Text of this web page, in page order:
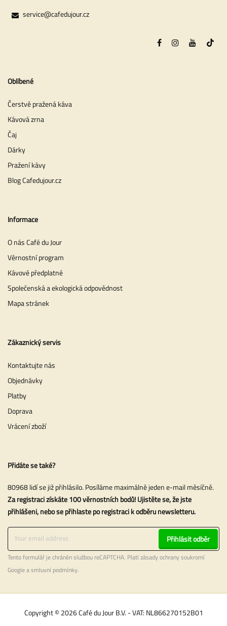
service@cafedujour.cz
Oblíbené
Čerstvě pražená káva
Kávová zrna
Čaj
Dárky
Pražení kávy
Blog Cafedujour.cz
Informace
O nás Café du Jour
Věrnostní program
Kávové předplatné
Společenská a ekologická odpovědnost
Mapa stránek
Zákaznický servis
Kontaktujte nás
Objednávky
Platby
Doprava
Vrácení zboží
Přidáte se také?
80968 lidí se již přihlásilo. Posíláme maximálně jeden e-mail měsíčně.
Za registraci získáte 100 věrnostních bodů! Ujistěte se, že jste
přihlášeni, nebo se přihlaste po registraci k odběru newsletteru.
Přihlásit odběr
Tento formulář je chráněn službou reCAPTCHA. Platízásady ochrany soukromí
Google asmluvní podmínky.
Copyright © 2026 Café du Jour B.V. - VAT: NL866270152B01